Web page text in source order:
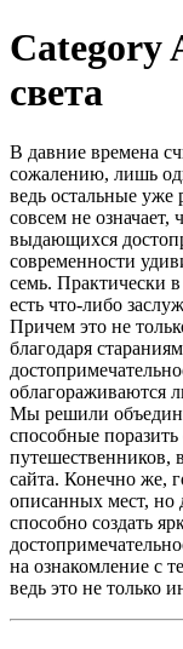
Category
света
В давние времена
сожалению, лишь
ведь остальные
совсем не означает,
выдающихся
современности
семь. Практически
есть что-либо
Причем это не
благодаря
облагораживаются
Мы решили
способные
путешественников,
сайта. Конечно же,
описанных мест, но
способно создать
на ознакомление с
ведь это не только